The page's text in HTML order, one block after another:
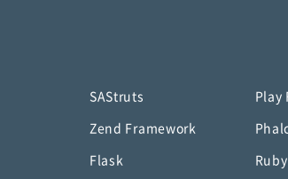
SAStruts Play
Zend Framework
Flask